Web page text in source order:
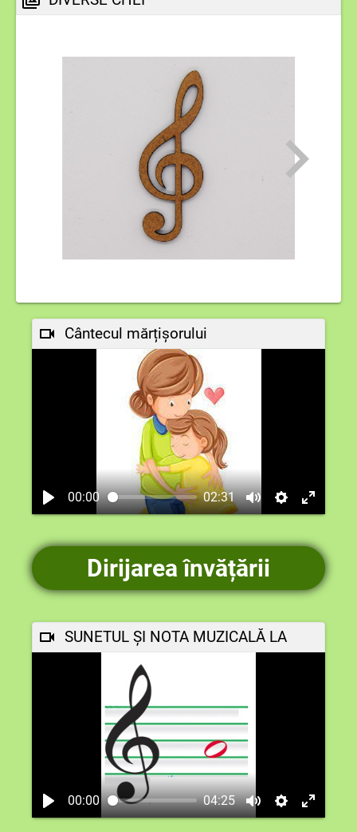
Cântecul mărțișorului
00:00 02:31
Dirijarea învățării
SUNETUL ȘI NOTA MUZICALĂ LA
00:00 04:25